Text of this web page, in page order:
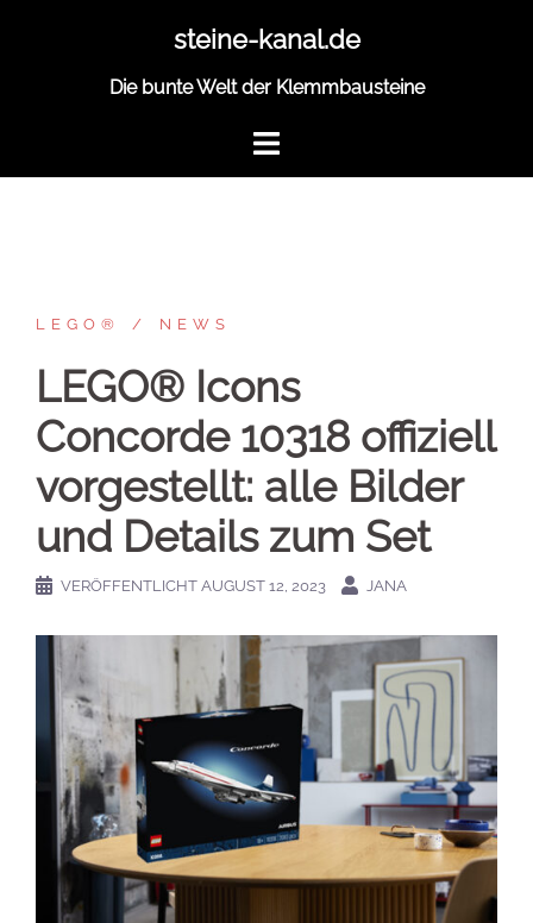
steine-kanal.de
Die bunte Welt der Klemmbausteine
LEGO® NEWS
LEGO® Icons
Concorde 10318 offiziell
vorgestellt: alle Bilder
und Details zum Set
VERÖFFENTLICHT AUGUST 12, 2023 JANA